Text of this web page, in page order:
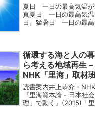
夏日 一日の最高気温
真夏日 一日の最高気
日。猛暑日 一日の最
から、従来の...
循環する海と人の
ら考える地域再生 –
NHK「里海」取材
論』
読書案内井上恭介・
『里海資本論 - 日本社
理」で動く』(2015)「